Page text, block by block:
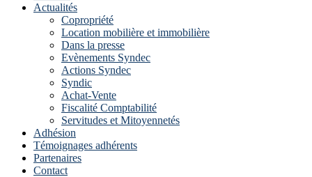
Actualités
Copropriété
Location mobilière et immobilière
Dans la presse
Evènements Syndec
Actions Syndec
Syndic
Achat-Vente
Fiscalité Comptabilité
Servitudes et Mitoyennetés
Adhésion
Témoignages adhérents
Partenaires
Contact